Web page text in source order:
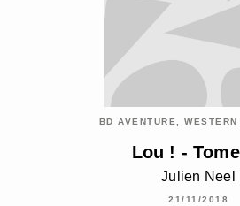
BD AVENTURE,
Lou ! -
Julien Neel
21/11/2018